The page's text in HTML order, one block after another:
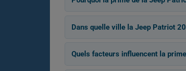
Dans quelle ville la Jeep Patriot
Quels facteurs influencent la